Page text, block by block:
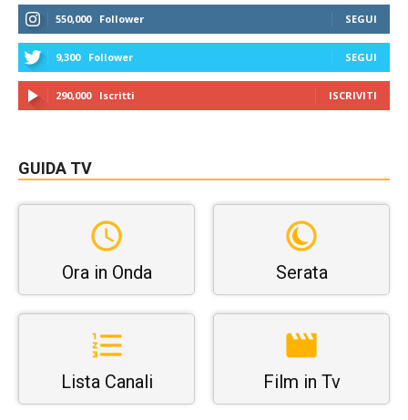
550,000 Follower SEGUI
9,300 Follower SEGUI
290,000 Iscritti ISCRIVITI
GUIDA TV
Ora in Onda Serata
Lista Canali Film in Tv